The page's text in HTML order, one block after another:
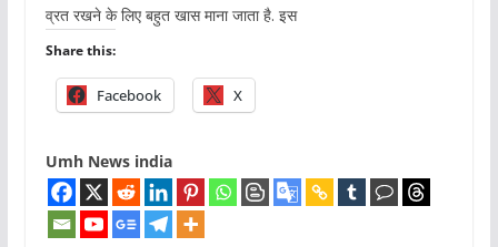
व्रत रखने के लिए बहुत खास माना जाता है. इस
Share this:
Facebook X
Umh News india